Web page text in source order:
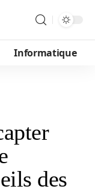
Informatique
des